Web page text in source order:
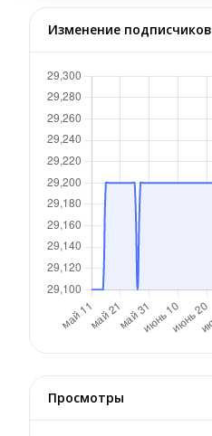
Изменение подписчиков
Просмотры